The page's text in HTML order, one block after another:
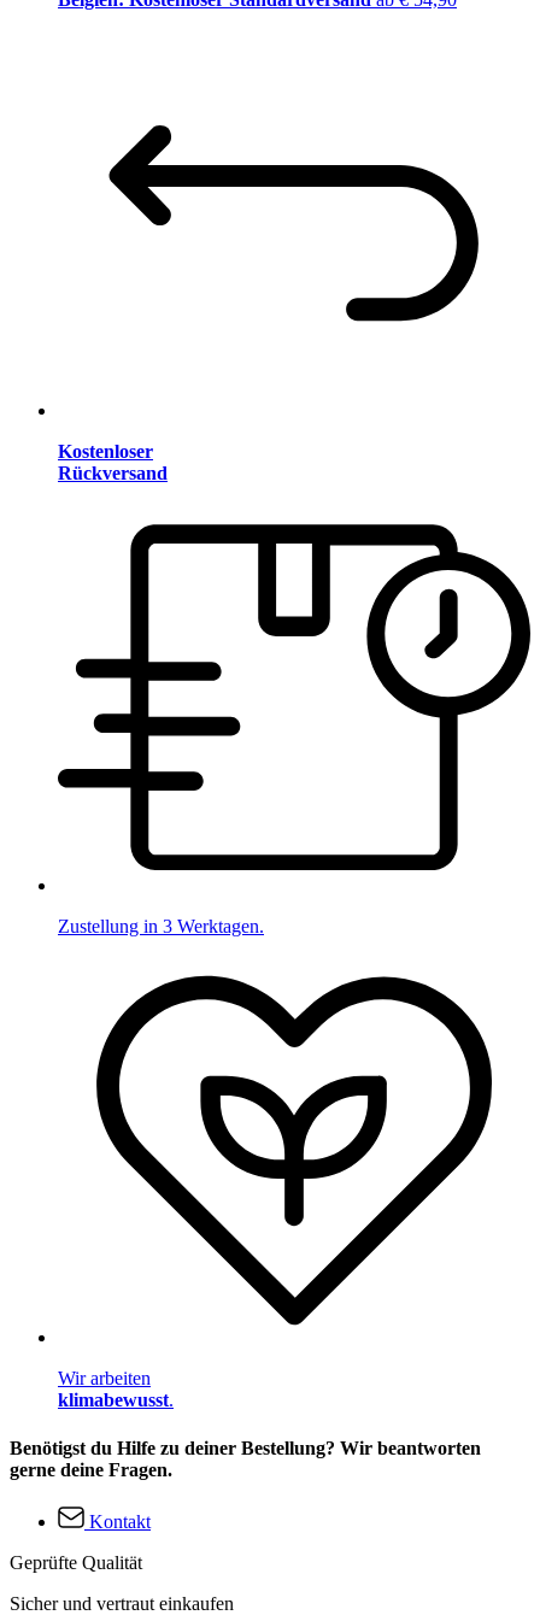
Kostenloser
Rückversand
Zustellung in 3 Werktagen.
Wir arbeiten
klimabewusst.
Benötigst du Hilfe zu deiner Bestellung? Wir beantworten
gerne deine Fragen.
Kontakt
Geprüfte Qualität
Sicher und vertraut einkaufen